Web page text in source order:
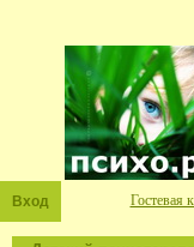
Вход Гостевая